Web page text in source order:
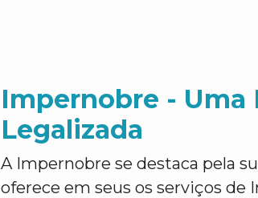
Impernobre - Uma
Legalizada
A Impernobre se destaca pela
oferece em seus os serviços de